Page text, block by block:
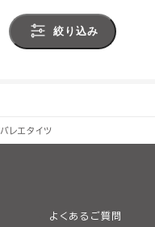
絞り込み
バレエタイツ
よくあるご質問